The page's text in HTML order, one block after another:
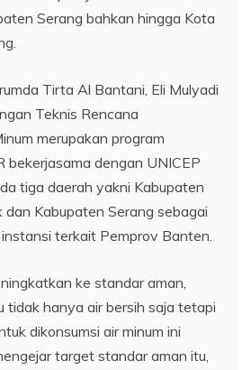
Serang bahkan hingga Kota
Tirta Al Bantani, Eli Mulyadi
Teknis Rencana
merupakan program
bekerjasama dengan UNICEP
tiga daerah yakni Kabupaten
dan Kabupaten Serang sebagai
terkait Pemprov Banten.
ke standar aman,
tidak hanya air bersih saja tetapi
dikonsumsi air minum ini
target standar aman itu,